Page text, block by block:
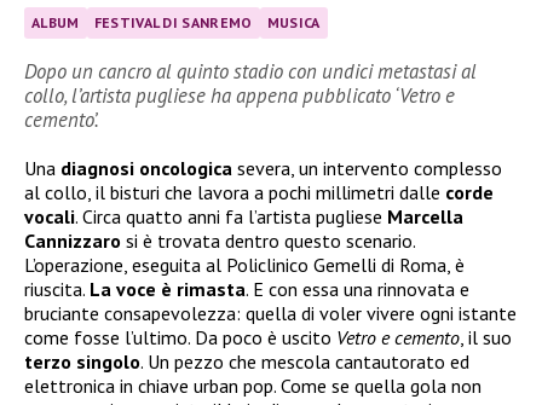
ALBUM FESTIVAL DI SANREMO MUSICA
Dopo un cancro al quinto stadio con undici metastasi al
collo, l’artista pugliese ha appena pubblicato ‘Vetro e
cemento’.
Una diagnosi oncologica severa, un intervento complesso
al collo, il bisturi che lavora a pochi millimetri dalle corde
vocali. Circa quatto anni fa l’artista pugliese Marcella
Cannizzaro si è trovata dentro questo scenario.
L’operazione, eseguita al Policlinico Gemelli di Roma, è
riuscita. La voce è rimasta. E con essa una rinnovata e
bruciante consapevolezza: quella di voler vivere ogni istante
come fosse l’ultimo. Da poco è uscito Vetro e cemento, il suo
terzo singolo. Un pezzo che mescola cantautorato ed
elettronica in chiave urban pop. Come se quella gola non